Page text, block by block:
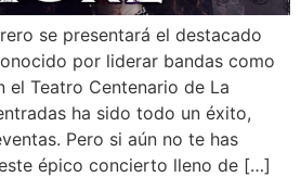
se presentará el destacado
por liderar bandas como
el Teatro Centenario de La
ha sido todo un éxito,
Pero si aún no te has
épico concierto lleno de […]